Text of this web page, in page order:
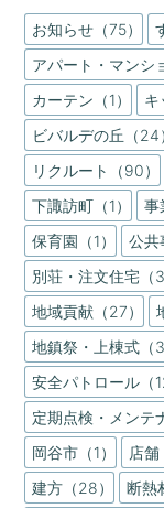
お知らせ（75）
アパート・マンシ
カーテン（1）
キ
ビバルデの丘（24
リクルート（90）
下諏訪町（1）
事
保育園（1）
公共
別荘・注文住宅（
地域貢献（27）
地鎮祭・上棟式（
安全パトロール（
定期点検・メンテ
岡谷市（1）
店舗
建方（28）
断熱